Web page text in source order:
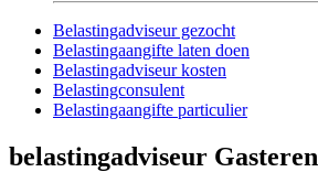
Belastingadviseur gezocht
Belastingaangifte laten doen
Belastingadviseur kosten
Belastingconsulent
Belastingaangifte particulier
belastingadviseur Gasteren